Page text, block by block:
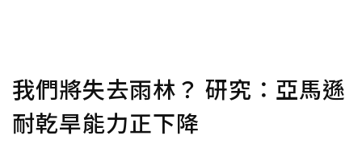
我們將失去雨林？ 研究：亞馬遜
耐乾旱能力正下降